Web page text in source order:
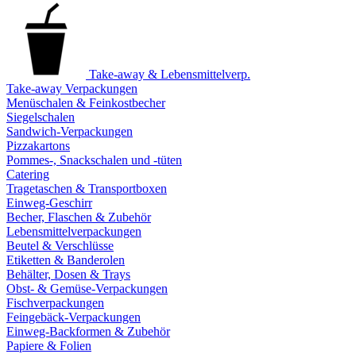
Take-away & Lebensmittelverp.
Take-away Verpackungen
Menüschalen & Feinkostbecher
Siegelschalen
Sandwich-Verpackungen
Pizzakartons
Pommes-, Snackschalen und -tüten
Catering
Tragetaschen & Transportboxen
Einweg-Geschirr
Becher, Flaschen & Zubehör
Lebensmittelverpackungen
Beutel & Verschlüsse
Etiketten & Banderolen
Behälter, Dosen & Trays
Obst- & Gemüse-Verpackungen
Fischverpackungen
Feingebäck-Verpackungen
Einweg-Backformen & Zubehör
Papiere & Folien